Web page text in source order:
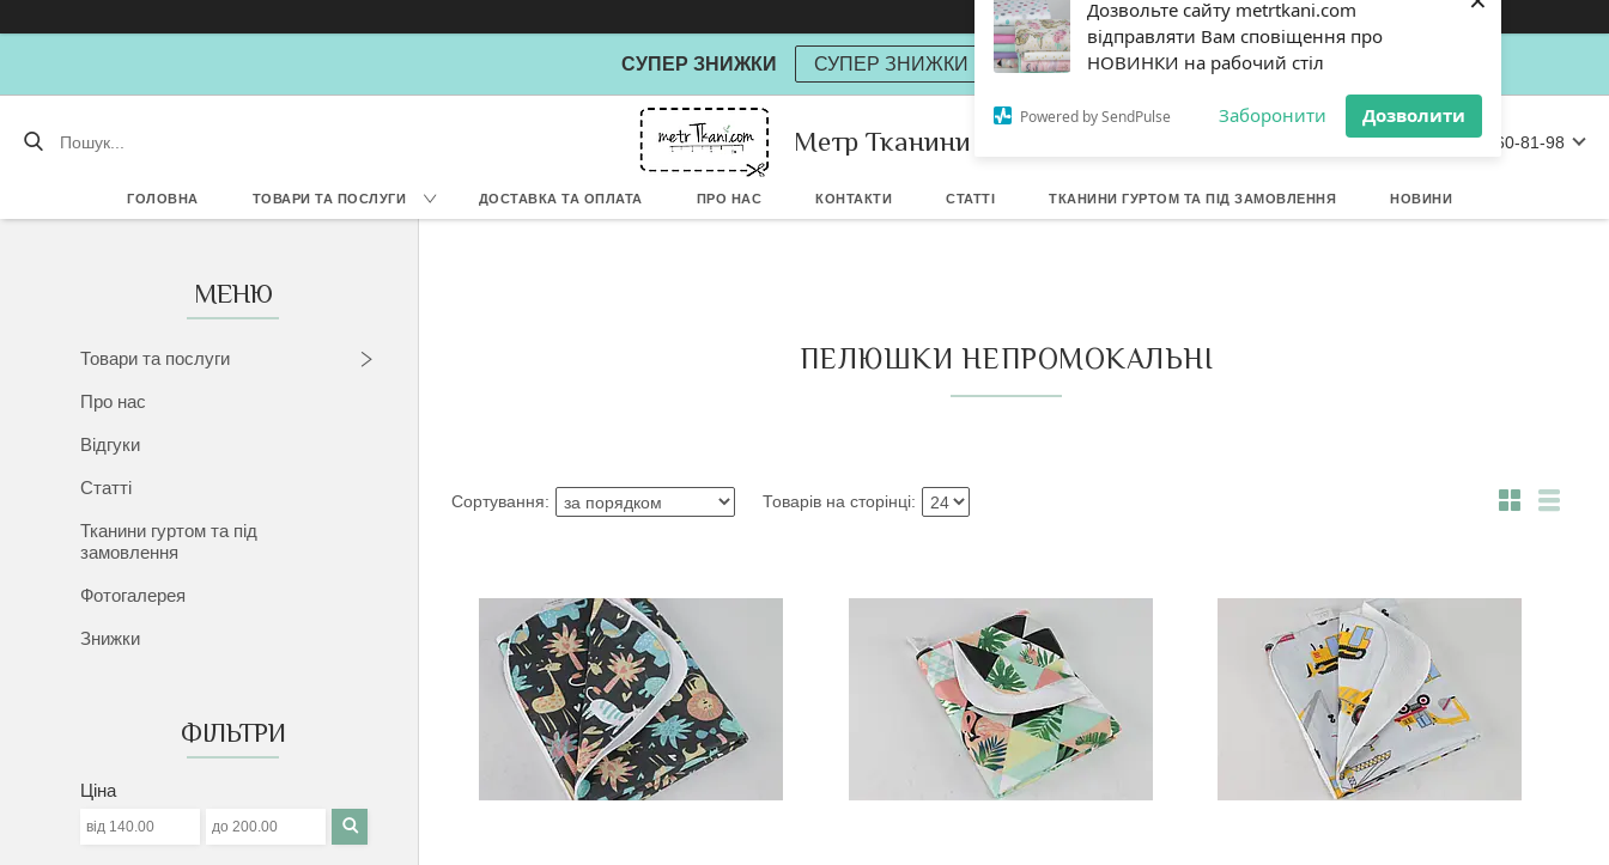
Дозвольте сайту metrtkani.com
відправляти Вам сповіщення про
Дозволити
×
Кошик
СУПЕР ЗНИЖКИ СУПЕР ЗНИЖКИ
Метр Тканини +380 (67) 360-81-98
ГОЛОВНА ТОВАРИ ТА ПОСЛУГИ ДОСТАВКА ТА ОПЛАТА ПРО НАС КОНТАКТИ СТАТТІ ТКАНИНИ ГУРТОМ ТА ПІД ЗАМОВЛЕННЯ НОВИНИ
Товари та послуги
Про нас
Відгуки
Статті
Тканини гуртом та під
замовлення
Фотогалерея
Знижки
ФІЛЬТРИ
Ціна
ПЕЛЮШКИ НЕПРОМОКАЛЬНІ